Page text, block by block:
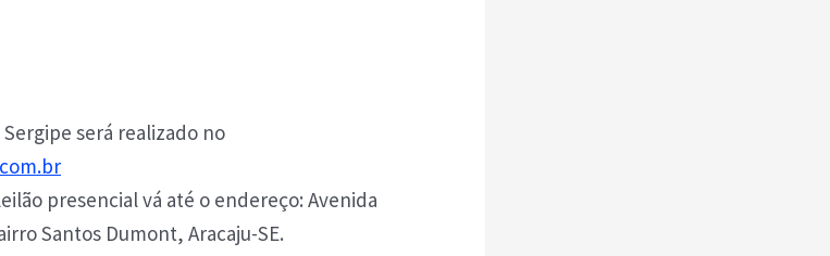
Sergipe será realizado no
presencial vá até o endereço: Avenida
Santos Dumont, Aracaju-SE.